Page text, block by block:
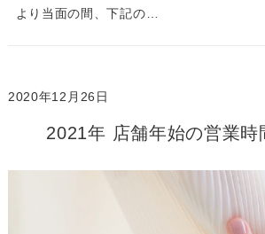
より当面の間、下記の…
2020年12月26日
2021年 店舗年始の営業時